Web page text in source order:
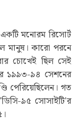
মনোরম রিসোর্ট
মানুষ। কারো পরনে
চোখেই ছিল সেই
১৯৯৩-৯৪ সেশনের
পেরিয়েছিলেন। গত
৯৫ সোসাইটি'র